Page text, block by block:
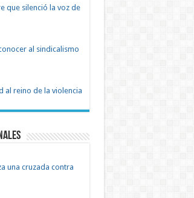
que silenció la voz de
al sindicalismo
al reino de la violencia
una cruzada contra